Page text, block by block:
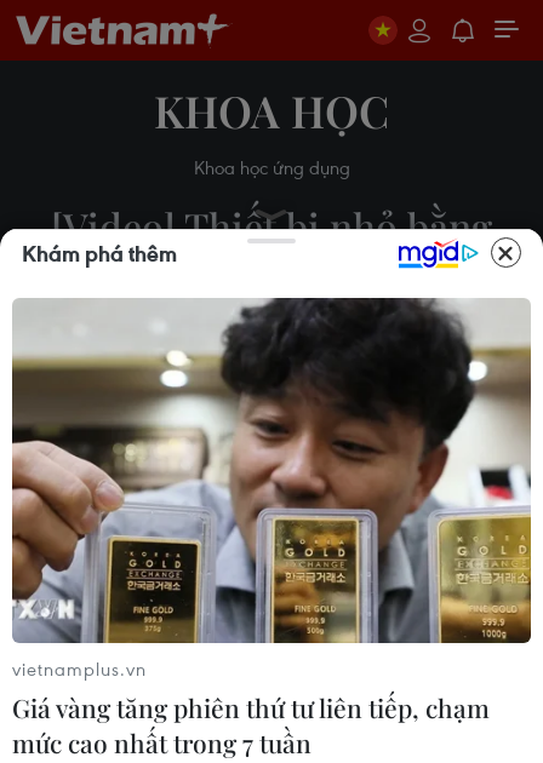
KHOA HỌC
Khoa học ứng dụng
[Video] Thiết bị nhỏ bằng
bao diêm mở ra hy vọng
ngăn ngừa virus HIV
24/07/2019 22:00
Theo dõi VietnamPlus
Việc ngăn ngừa virus HIV đang đứng trước bước
ngoặt mang tính cách mạng với kết quả thử
nghiệm khả quan về thiết bị có thể giúp ngăn chặn
sự lây nhiễm trong khoảng thời gian lên tới một
năm.
Khám phá thêm
vietnamplus.vn
Giá vàng tăng phiên thứ tư liên tiếp, chạm
mức cao nhất trong 7 tuần